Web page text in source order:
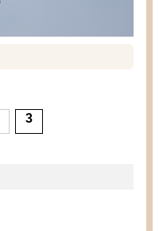
3